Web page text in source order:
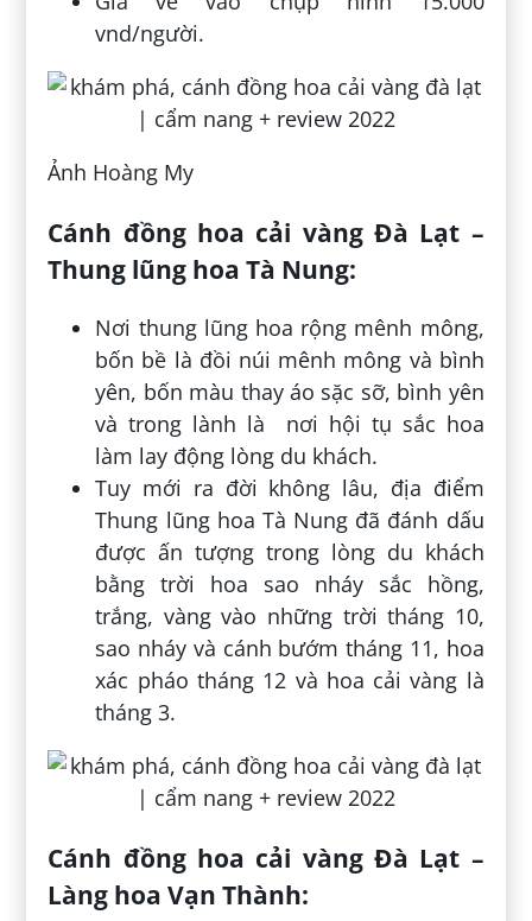
vnd/người.
Ảnh Hoàng My
Cánh đồng hoa cải vàng Đà Lạt –
Thung lũng hoa Tà Nung:
Nơi thung lũng hoa rộng mênh mông,
bốn bề là đồi núi mênh mông và bình
yên, bốn màu thay áo sặc sỡ, bình yên
và trong lành là nơi hội tụ sắc hoa
làm lay động lòng du khách.
Tuy mới ra đời không lâu, địa điểm
Thung lũng hoa Tà Nung đã đánh dấu
được ấn tượng trong lòng du khách
bằng trời hoa sao nháy sắc hồng,
trắng, vàng vào những trời tháng 10,
sao nháy và cánh bướm tháng 11, hoa
xác pháo tháng 12 và hoa cải vàng là
tháng 3.
Cánh đồng hoa cải vàng Đà Lạt –
Làng hoa Vạn Thành: